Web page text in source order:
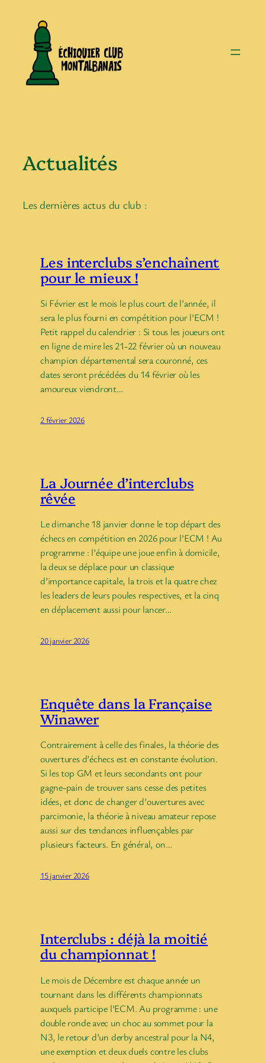
contenu
Actualités
Les dernières actus du club :
Les interclubs s’enchaînent
pour le mieux !
Si Février est le mois le plus court de l’année, il
sera le plus fourni en compétition pour l’ECM !
Petit rappel du calendrier : Si tous les joueurs ont
en ligne de mire les 21-22 février où un nouveau
champion départemental sera couronné, ces
dates seront précédées du 14 février où les
amoureux viendront…
2 février 2026
La Journée d’interclubs
rêvée
Le dimanche 18 janvier donne le top départ des
échecs en compétition en 2026 pour l’ECM ! Au
programme : l’équipe une joue enfin à domicile,
la deux se déplace pour un classique
d’importance capitale, la trois et la quatre chez
les leaders de leurs poules respectives, et la cinq
en déplacement aussi pour lancer…
20 janvier 2026
Enquête dans la Française
Winawer
Contrairement à celle des finales, la théorie des
ouvertures d’échecs est en constante évolution.
Si les top GM et leurs secondants ont pour
gagne-pain de trouver sans cesse des petites
idées, et donc de changer d’ouvertures avec
parcimonie, la théorie à niveau amateur repose
aussi sur des tendances influençables par
plusieurs facteurs. En général, on…
15 janvier 2026
Interclubs : déjà la moitié
du championnat !
Le mois de Décembre est chaque année un
tournant dans les différents championnats
auxquels participe l’ECM. Au programme : une
double ronde avec un choc au sommet pour la
N3, le retour d’un derby ancestral pour la N4,
une exemption et deux duels contre les clubs